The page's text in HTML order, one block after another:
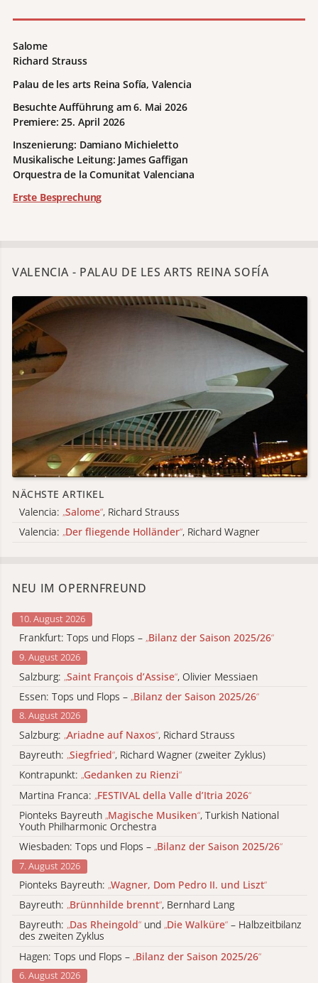
Salome
Richard Strauss
Palau de les arts Reina Sofía, Valencia
Besuchte Aufführung am 6. Mai 2026
Premiere: 25. April 2026
Inszenierung: Damiano Michieletto
Musikalische Leitung: James Gaffigan
Orquestra de la Comunitat Valenciana
Erste Besprechung
VALENCIA - PALAU DE LES ARTS REINA SOFÍA
NÄCHSTE ARTIKEL
Valencia: „Salome“, Richard Strauss
Valencia: „Der fliegende Holländer“, Richard Wagner
NEU IM OPERNFREUND
10. August 2026
Frankfurt: Tops und Flops – „Bilanz der Saison 2025/26“
9. August 2026
Salzburg: „Saint François d’Assise“, Olivier Messiaen
Essen: Tops und Flops – „Bilanz der Saison 2025/26“
8. August 2026
Salzburg: „Ariadne auf Naxos“, Richard Strauss
Bayreuth: „Siegfried“, Richard Wagner (zweiter Zyklus)
Kontrapunkt: „Gedanken zu Rienzi“
Martina Franca: „FESTIVAL della Valle d’Itria 2026“
Pionteks Bayreuth „Magische Musiken“, Turkish National
Youth Philharmonic Orchestra
Wiesbaden: Tops und Flops – „Bilanz der Saison 2025/26“
7. August 2026
Pionteks Bayreuth: „Wagner, Dom Pedro II. und Liszt“
Bayreuth: „Brünnhilde brennt“, Bernhard Lang
Bayreuth: „Das Rheingold“ und „Die Walküre“ – Halbzeitbilanz
des zweiten Zyklus
Hagen: Tops und Flops – „Bilanz der Saison 2025/26“
6. August 2026